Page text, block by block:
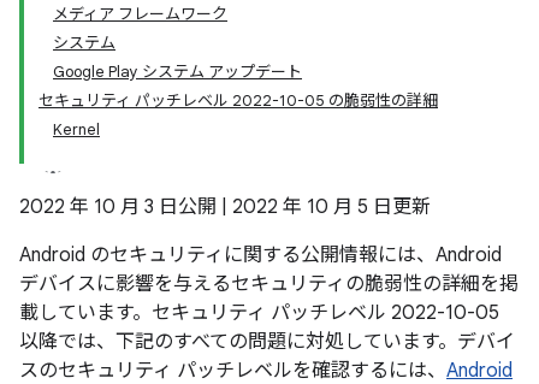
メディア フレームワーク
システム
Google Play システム アップデート
セキュリティ パッチレベル 2022-10-05 の脆弱性の詳細
Kernel
2022 年 10 月 3 日公開 | 2022 年 10 月 5 日更新
Android のセキュリティに関する公開情報には、Android
デバイスに影響を与えるセキュリティの脆弱性の詳細を掲
載しています。セキュリティ パッチレベル 2022-10-05
以降では、下記のすべての問題に対処しています。デバイ
スのセキュリティ パッチレベルを確認するには、 Android